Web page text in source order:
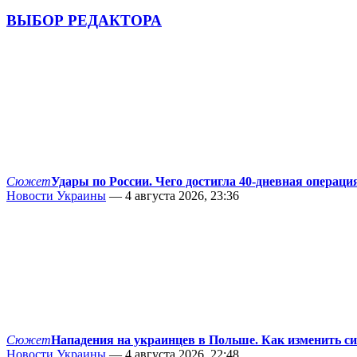
ВЫБОР РЕДАКТОРА
СюжетУдары по России. Чего достигла 40-дневная
Новости Украины — 4 августа 2026, 23:36
СюжетНападения на украинцев в Польше. Как изменить